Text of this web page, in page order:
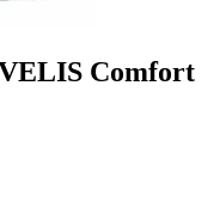
Comfort